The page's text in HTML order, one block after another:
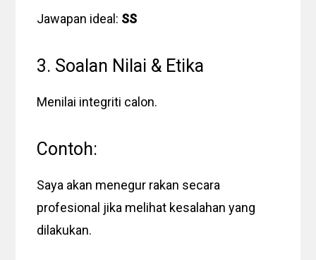
Jawapan ideal: SS
3. Soalan Nilai & Etika
Menilai integriti calon.
Contoh:
Saya akan menegur rakan secara
profesional jika melihat kesalahan yang
dilakukan.